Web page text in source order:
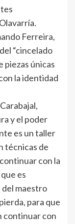
Ferreira,
“cincelado
piezas únicas
la identidad
y el poder
es un taller
técnicas de
con la
es
maestro
para que
continuar con